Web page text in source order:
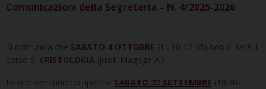
Comunicazioni della Segreteria – N. 4/2025-2026
Si comunica che SABATO 4 OTTOBRE (11.10-12.45) non ci sarà il
corso di CRISTOLOGIA (prof. Magoga A.)
Le ore verranno recuperate SABATO 27 SETTEMBRE (10.20-